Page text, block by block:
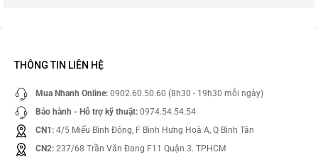
THÔNG TIN LIÊN HỆ
Mua Nhanh Online: 0902.60.50.60 (8h30 - 19h30 mỗi ngày)
Bảo hành - Hỗ trợ kỹ thuật: 0974.54.54.54
CN1: 4/5 Miếu Bình Đông, F Bình Hưng Hoà A, Q Bình Tân
CN2: 237/68 Trần Văn Đang F11 Quận 3. TPHCM